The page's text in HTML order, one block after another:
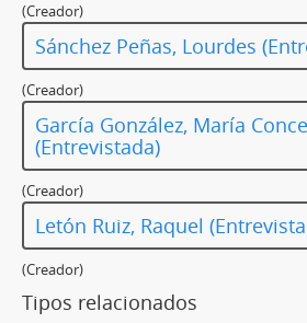
(Creador)
Sánchez Peñas, Lourdes
(Creador)
García González, María
(Entrevistada)
(Creador)
Letón Ruiz, Raquel
(Creador)
Tipos relacionados